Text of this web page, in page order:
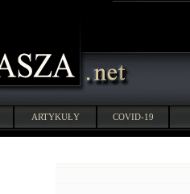
ARTYKUŁY COVID-19